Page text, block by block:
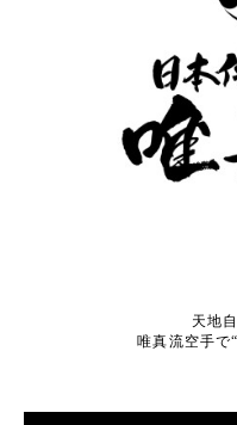
天地
唯真流空手で